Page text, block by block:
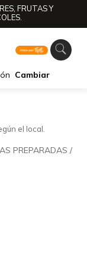
FRUTAS Y
Cambiar
el local.
PREPARADAS /